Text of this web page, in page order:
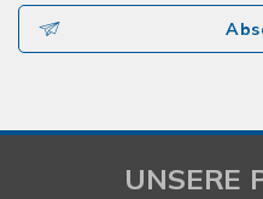
UNSERE